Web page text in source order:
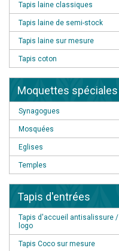
Tapis laine classiques
Tapis laine de semi-stock
Tapis laine sur mesure
Tapis coton
Moquettes spéciales
Synagogues
Mosquées
Eglises
Temples
Tapis d'entrées
Tapis d'accueil antisalissure /
logo
Tapis Coco sur mesure